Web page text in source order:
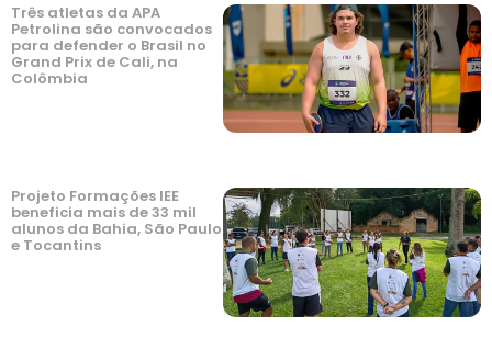
Três atletas da APA
Petrolina são convocados
para defender o Brasil no
Grand Prix de Cali, na
Colômbia
Projeto Formações IEE
beneficia mais de 33 mil
alunos da Bahia, São Paulo
e Tocantins